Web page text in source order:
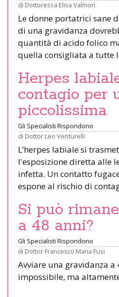
di Dottoressa Elisa Valmori
Le donne portatrici sane
di una gravidanza
quantità di acido folico
quella consigliata a tutte
Herpes
contagio per
piccolissima
Gli Specialisti Rispondono
di Dottor Leo Venturelli
L’herpes labiale si
l'esposizione diretta alle
infetta. Un contatto
espone al rischio di
Si può
a 48 anni?
Gli Specialisti Rispondono
di Dottor Francesco Maria Fusi
Avviare una gravidanza a
impossibile, ma